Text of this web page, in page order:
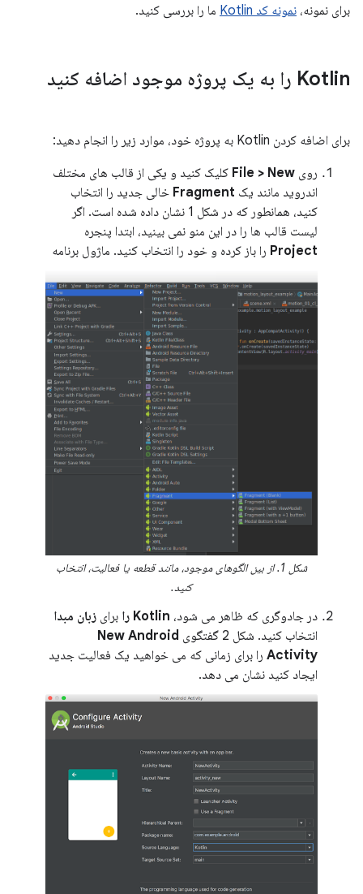
برای نمونه، نمونه کد Kotlin ما را بررسی کنید.
Kotlin را به یک پروژه موجود اضافه کنید
برای اضافه کردن Kotlin به پروژه خود، موارد زیر را انجام دهید:
روی File > New کلیک کنید و یکی از قالب های مختلف
اندروید مانند یک Fragment خالی جدید را انتخاب
کنید، همانطور که در شکل 1 نشان داده شده است. اگر
لیست قالب ها را در این منو نمی بینید، ابتدا پنجره
Project را باز کرده و خود را انتخاب کنید. ماژول برنامه
شکل 1. از بین الگوهای موجود، مانند قطعه یا فعالیت، انتخاب
کنید.
در جادوگری که ظاهر می شود، Kotlin را برای زبان مبدا
انتخاب کنید. شکل 2 گفتگوی
New Android
Activity را برای زمانی که می خواهید یک فعالیت جدید
ایجاد کنید نشان می دهد.